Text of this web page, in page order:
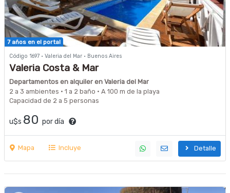
7 años en el portal
Código 1697 · Valeria del Mar · Buenos Aires
Valeria Costa & Mar
Departamentos en alquiler en Valeria del Mar
2 a 3 ambientes · 1 a 2 baño · A 100 m de la playa
Capacidad de 2 a 5 personas
u$s 80 por día
Mapa Incluye Detalle